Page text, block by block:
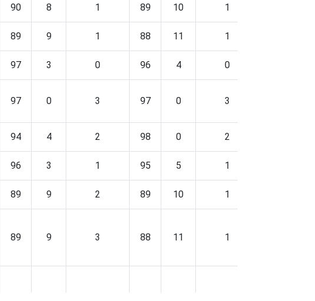
90 8 1 89 10 1
89 9 1 88 11 1
97 3 0 96 4 0
97 0 3 97 0 3
94 4 2 98 0 2
96 3 1 95 5 1
89 9 2 89 10 1
89 9 3 88 11 1